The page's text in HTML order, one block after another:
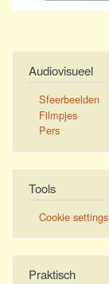
Audiovisueel
Sfeerbeelden
Filmpjes
Pers
Tools
Cookie settings
Praktisch